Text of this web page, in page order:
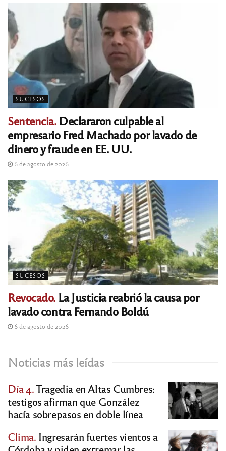
SUCESOS
Sentencia.Declararon culpable al
empresario Fred Machado por lavado de
dinero y fraude en EE. UU.
6 de agosto de 2026
SUCESOS
Revocado. La Justicia reabrió la causa por
lavado contra Fernando Boldú
6 de agosto de 2026
Noticias más leídas
Día 4.Tragedia en Altas Cumbres:
testigos afirman que González
hacía sobrepasos en doble línea
Clima. Ingresarán fuertes vientos a